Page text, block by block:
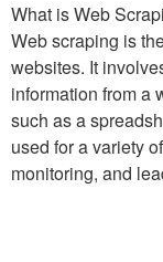
What is Web
Web scraping is
websites. It
information from a
such as a
used for a variety
monitoring, and